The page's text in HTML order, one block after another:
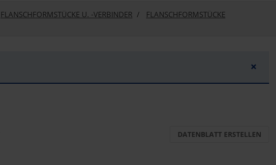
FLANSCHFORMSTÜCKE U. -VERBINDER
FLANSCHFORMSTÜCKE
×
DATENBLATT ERSTELLEN